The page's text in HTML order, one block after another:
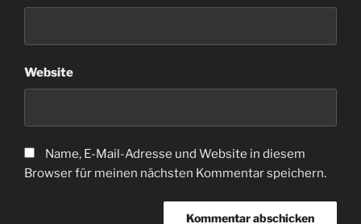
Website
Name, E-Mail-Adresse und Website in diesem
Browser für meinen nächsten Kommentar speichern.